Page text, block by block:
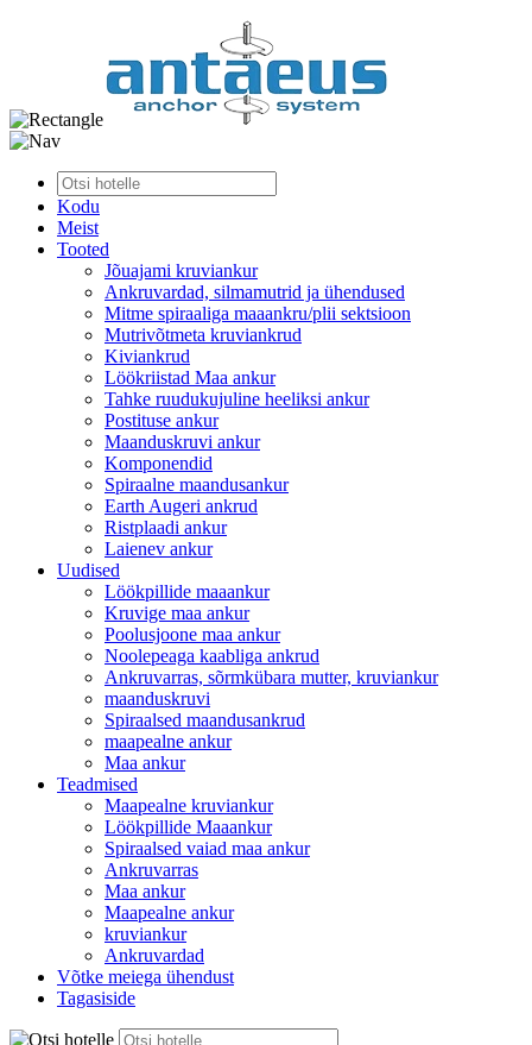
Kodu
Meist
Tooted
Jõuajami kruviankur
Ankruvardad, silmamutrid ja ühendused
Mitme spiraaliga maaankru/plii sektsioon
Mutrivõtmeta kruviankrud
Kiviankrud
Löökriistad Maa ankur
Tahke ruudukujuline heeliksi ankur
Postituse ankur
Maanduskruvi ankur
Komponendid
Spiraalne maandusankur
Earth Augeri ankrud
Ristplaadi ankur
Laienev ankur
Uudised
Löökpillide maaankur
Kruvige maa ankur
Poolusjoone maa ankur
Noolepeaga kaabliga ankrud
Ankruvarras, sõrmkübara mutter, kruviankur
maanduskruvi
Spiraalsed maandusankrud
maapealne ankur
Maa ankur
Teadmised
Maapealne kruviankur
Löökpillide Maaankur
Spiraalsed vaiad maa ankur
Ankruvarras
Maa ankur
Maapealne ankur
kruviankur
Ankruvardad
Võtke meiega ühendust
Tagasiside